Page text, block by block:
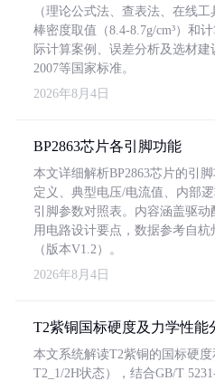
（理论公式法、查表法、在线
棒密度取值（8.4-8.7g/cm³）和
际计算案例、误差分析及选材建
2007等国家标准。
2026年8月4日
BP2863芯片各引脚功能
本文详细解析BP2863芯片的引
定义、典型电压/电流值、内部
引脚参数对照表。内容涵盖驱
用电路设计要点，数据参考自
（版本V1.2）。
2026年8月4日
T2紫铜国标硬度及力学性能
本文系统解读T2紫铜的国标硬
T2_1/2H状态），结合GB/T